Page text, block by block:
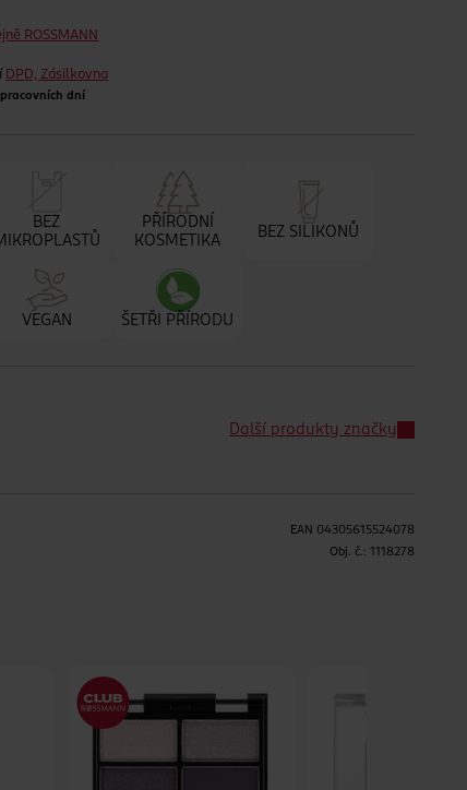
ROSSMANN
DPD, Zásilkovna
pracovních dní
BEZ
PŘÍRODNÍ
KOSMETIKA
BEZ SILIKONŮ
VEGAN ŠETŘI PŘÍRODU
Další produkty značky
EAN 04305615524078
Obj. č.: 1118278